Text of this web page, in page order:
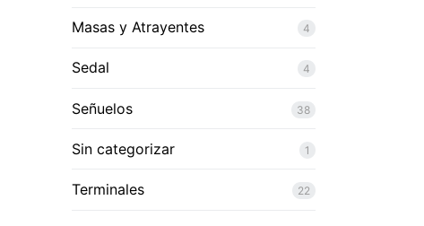
Masas y Atrayentes 4
Sedal 4
Señuelos 38
Sin categorizar 1
Terminales 22